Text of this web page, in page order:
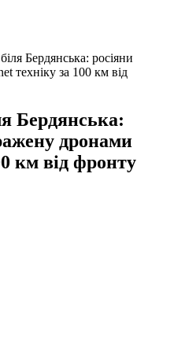
Бердянська: росіяни
техніку за 100 км від
Бердянська:
дронами
км від фронту